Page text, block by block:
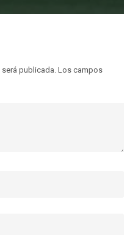
publicada. Los campos